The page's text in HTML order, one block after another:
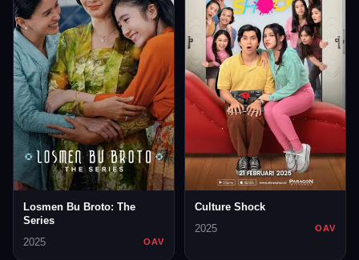
Losmen Bu Broto: The
Series
2025
OAV
Culture Shock
2025
OAV